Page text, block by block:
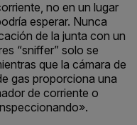
no en un lugar
esperar. Nunca
de la junta con un
“sniffer” solo se
que la cámara de
gas proporciona una
de corriente o